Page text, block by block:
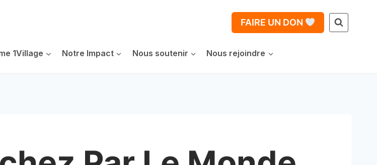
FAIRE UN DON
1Village Notre Impact Nous soutenir Nous rejoindre